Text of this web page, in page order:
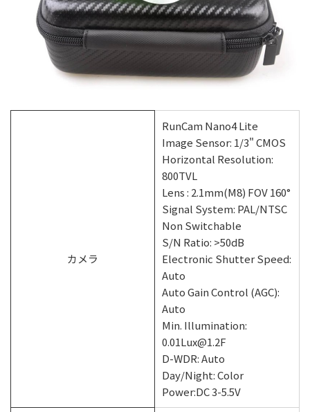
カメラ
RunCam Nano4 Lite
Image Sensor: 1/3" CMOS
Horizontal Resolution:
800TVL
Lens : 2.1mm(M8) FOV 160°
Signal System: PAL/NTSC
Non Switchable
S/N Ratio: >50dB
Electronic Shutter Speed:
Auto
Auto Gain Control (AGC):
Auto
Min. Illumination:
0.01Lux@1.2F
D-WDR: Auto
Day/Night: Color
Power:DC 3-5.5V